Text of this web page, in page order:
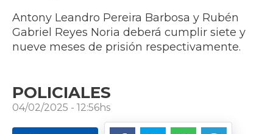
Antony Leandro Pereira Barbosa y Rubén
Gabriel Reyes Noria deberá cumplir siete y
nueve meses de prisión respectivamente.
POLICIALES
04/02/2025 - 12:56hs